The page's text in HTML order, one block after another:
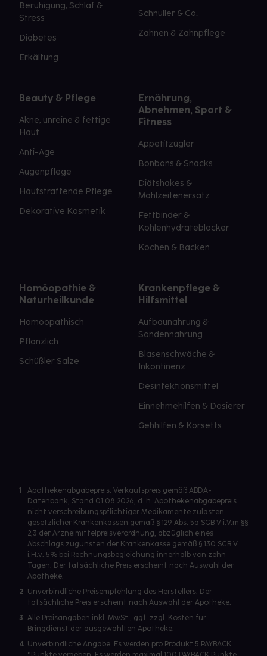
Beruhigung, Schlaf &
Stress
Diabetes
Erkältung
Schnuller & Co.
Zahnen & Zahnpflege
Beauty & Pflege
Akne, unreine & fettige
Haut
Anti-Age
Augenpflege
Hautstraffende Pflege
Dekorative Kosmetik
Ernährung,
Abnehmen, Sport &
Fitness
Appetitzügler
Bonbons & Snacks
Diätshakes &
Mahlzeitenersatz
Fettbinder &
Kohlenhydrateblocker
Kochen & Backen
Homöopathie &
Naturheilkunde
Homöopathisch
Pflanzlich
Schüßler Salze
Krankenpflege &
Hilfsmittel
Aufbaunahrung &
Sondennahrung
Blasenschwäche &
Inkontinenz
Desinfektionsmittel
Einnehmehilfen & Dosierer
Gehhilfen & Korsetts
1
Apothekenabgabepreis: Verkaufspreis gemäß ABDA-
Datenbank, Stand 01.08.2026, d. h. Apothekenabgabepreis
nicht verschreibungspflichtiger Medikamente zulasten
gesetzlicher Krankenkassen gemäß § 129 Abs. 5a SGB V i.V.m §§
2,3 der Arzneimittelpreisverordnung, abzüglich eines
Abschlags zugunsten der Krankenkasse gemäß § 130 SGB V
i.H.v. 5% bei Rechnungsbegleichung innerhalb von zehn
Tagen. Der tatsächliche Preis erscheint nach Auswahl der
Apotheke.
2 Unverbindliche Preisempfehlung des Herstellers. Der
tatsächliche Preis erscheint nach Auswahl der Apotheke.
3 Alle Preisangaben inkl. MwSt., ggf. zzgl. Kosten für
Bringdienst der ausgewählten Apotheke.
4 Unverbindliche Angabe. Es werden pro Produkt 5 PAYBACK